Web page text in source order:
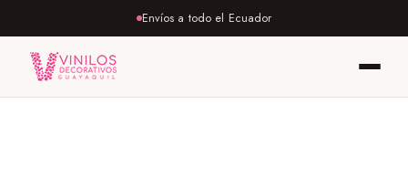
Envíos a todo el Ecuador